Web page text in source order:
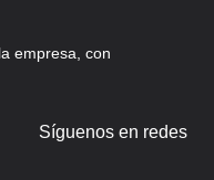
empresa, con
Síguenos en redes